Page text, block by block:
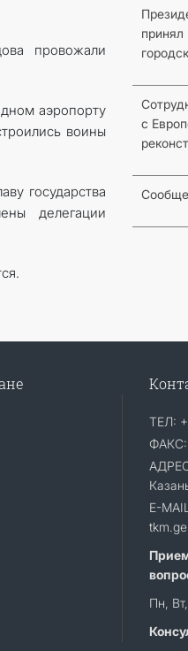
провожали
аэропорту
воины
государства
делегации
принял
с
ТЕЛ:
ФАКС:
E-
Пн,